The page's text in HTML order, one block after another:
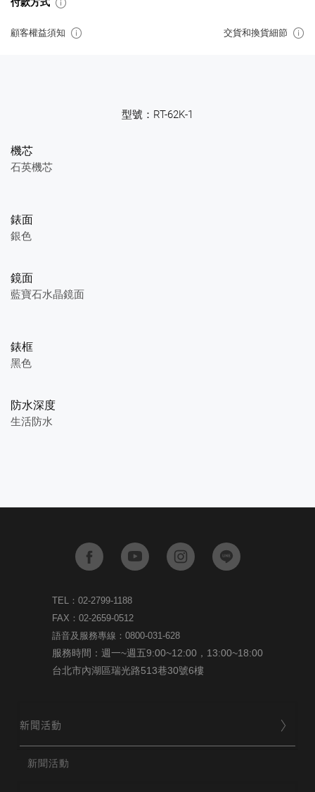
付款方式
顧客權益須知 交貨和換貨細節
型號：RT-62K-1
機芯
石英機芯
錶面
銀色
鏡面
藍寶石水晶鏡面
錶框
黑色
防水深度
生活防水
TEL：02-2799-1188
FAX：02-2659-0512
語音及服務專線：0800-031-628
服務時間：週一~週五9:00~12:00，13:00~18:00
台北市內湖區瑞光路513巷30號6樓
新聞活動
新聞活動